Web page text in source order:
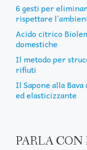
6 gesti per
rispettare
Acido citrico
domestiche
Il metodo per
rifiuti
Il Sapone alla
ed elasticizzante
PARLA CON